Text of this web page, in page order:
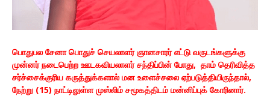
பொதுபல சேனா பொதுச் செயலாளர் ஞானசாரர் எட்டு வருடங்களுக்கு
முன்னர் நடைபெற்ற ஊடகவியலாளர் சந்திப்பின் போது, ​ தாம் தெரிவித்த
சர்ச்சைக்குரிய கருத்துக்களால் மன உளைச்சலை ஏற்படுத்தியிருந்தால்,
நேற்று (15) நாட்டிலுள்ள முஸ்லிம் சமூகத்திடம் மன்னிப்புக் கோரினார்.